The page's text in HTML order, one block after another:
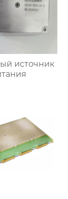
источник